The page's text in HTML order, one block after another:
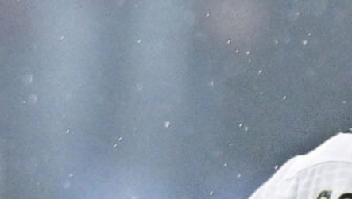
Masini verso l’addio al Genoa, il
centrocampista
7 Agosto 2026